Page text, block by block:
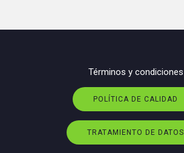
Términos y condiciones
POLÍTICA DE CALIDAD
TRATAMIENTO DE DATOS